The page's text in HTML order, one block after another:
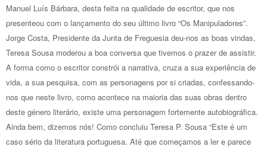
Manuel Luís Bárbara, desta feita na qualidade de escritor, que nos
presenteou com o lançamento do seu último livro “Os Manipuladores”.
Jorge Costa, Presidente da Junta de Freguesia deu-nos as boas vindas,
Teresa Sousa moderou a boa conversa que tivemos o prazer de assistir.
A forma como o escritor constrói a narrativa, cruza a sua experiência de
vida, a sua pesquisa, com as personagens por si criadas, confessando-
nos que neste livro, como acontece na maioria das suas obras dentro
deste género literário, existe uma personagem fortemente autobiográfica.
Ainda bem, dizemos nós! Como concluiu Teresa P. Sousa “Este é um
caso sério da literatura portuguesa. Até que começamos a ler e parece